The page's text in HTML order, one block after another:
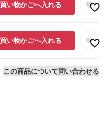
買い物かごへ入れる
買い物かごへ入れる
この商品について問い合わせる